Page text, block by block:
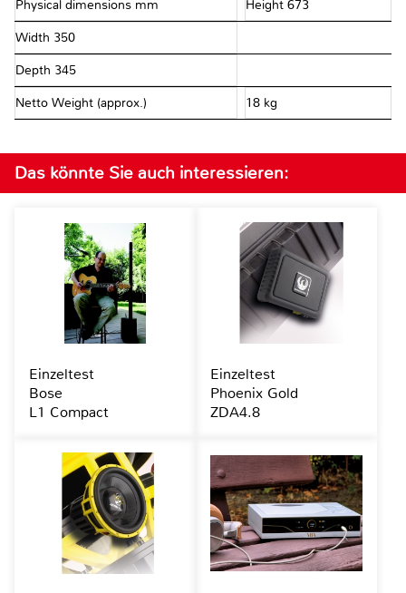
Physical dimensions mm Height 673
Width 350
Depth 345
Netto Weight (approx.) 18 kg
Das könnte Sie auch interessieren:
Einzeltest
Bose
L1 Compact
Einzeltest
Phoenix Gold
ZDA4.8